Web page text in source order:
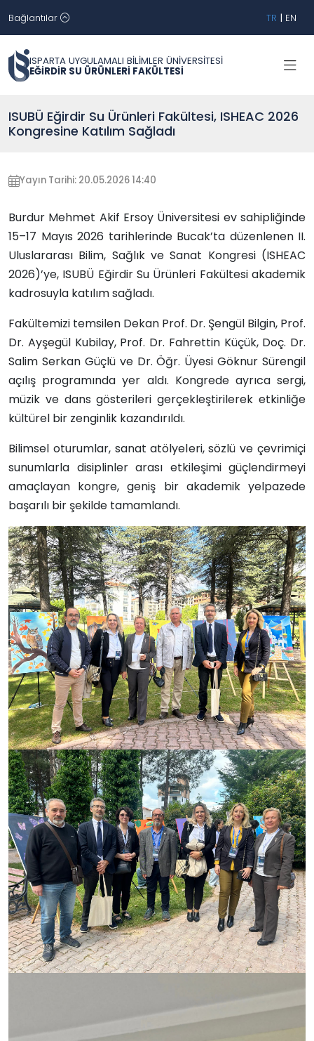
Bağlantılar TR | EN
ISPARTA UYGULAMALI BİLİMLER ÜNİVERSİTESİ
EĞİRDİR SU ÜRÜNLERİ FAKÜLTESİ
ISUBÜ Eğirdir Su Ürünleri Fakültesi, ISHEAC 2026
Kongresine Katılım Sağladı
Yayın Tarihi: 20.05.2026 14:40
Burdur Mehmet Akif Ersoy Üniversitesi ev sahipliğinde
15–17 Mayıs 2026 tarihlerinde Bucak’ta düzenlenen II.
Uluslararası Bilim, Sağlık ve Sanat Kongresi (ISHEAC
2026)’ye, ISUBÜ Eğirdir Su Ürünleri Fakültesi akademik
kadrosuyla katılım sağladı.
Fakültemizi temsilen Dekan Prof. Dr. Şengül Bilgin, Prof.
Dr. Ayşegül Kubilay, Prof. Dr. Fahrettin Küçük, Doç. Dr.
Salim Serkan Güçlü ve Dr. Öğr. Üyesi Göknur Sürengil
açılış programında yer aldı. Kongrede ayrıca sergi,
müzik ve dans gösterileri gerçekleştirilerek etkinliğe
kültürel bir zenginlik kazandırıldı.
Bilimsel oturumlar, sanat atölyeleri, sözlü ve çevrimiçi
sunumlarla disiplinler arası etkileşimi güçlendirmeyi
amaçlayan kongre, geniş bir akademik yelpazede
başarılı bir şekilde tamamlandı.